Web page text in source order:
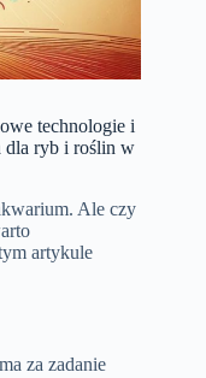
technologie i
dla ryb i roślin w
Ale czy
artykule
za zadanie